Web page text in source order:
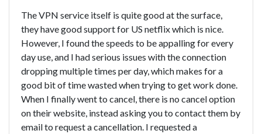
The VPN service itself is quite good at the surface,
they have good support for US netflix which is nice.
However, I found the speeds to be appalling for every
day use, and I had serious issues with the connection
dropping multiple times per day, which makes for a
good bit of time wasted when trying to get work done.
When I finally went to cancel, there is no cancel option
on their website, instead asking you to contact them by
email to request a cancellation. I requested a